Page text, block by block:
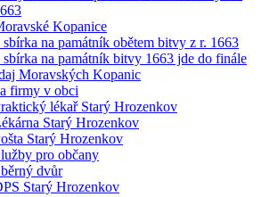
Kopanice
sbírka na památník obětem bitvy z r. 1663
sbírka na památník bitvy 1663 jde do finále
Moravských Kopanic
firmy v obci
lékař Starý Hrozenkov
Starý Hrozenkov
Starý Hrozenkov
pro občany
dvůr
Starý Hrozenkov